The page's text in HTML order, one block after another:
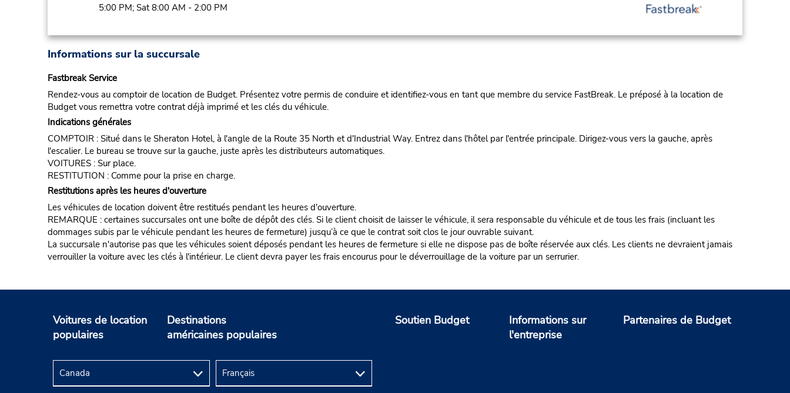
5:00 PM; Sat 8:00 AM - 2:00 PM
Informations sur la succursale
Fastbreak Service
Rendez-vous au comptoir de location de Budget. Présentez votre permis de conduire et identifiez-vous en tant que membre du service FastBreak. Le préposé à la location de
Budget vous remettra votre contrat déjà imprimé et les clés du véhicule.
Indications générales
COMPTOIR : Situé dans le Sheraton Hotel, à l'angle de la Route 35 North et d'Industrial Way. Entrez dans l'hôtel par l'entrée principale. Dirigez-vous vers la gauche, après
l'escalier. Le bureau se trouve sur la gauche, juste après les distributeurs automatiques.
VOITURES : Sur place.
RESTITUTION : Comme pour la prise en charge.
Restitutions après les heures d'ouverture
Les véhicules de location doivent être restitués pendant les heures d'ouverture.
REMARQUE : certaines succursales ont une boîte de dépôt des clés. Si le client choisit de laisser le véhicule, il sera responsable du véhicule et de tous les frais (incluant les
dommages subis par le véhicule pendant les heures de fermeture) jusqu’à ce que le contrat soit clos le jour ouvrable suivant.
La succursale n'autorise pas que les véhicules soient déposés pendant les heures de fermeture si elle ne dispose pas de boîte réservée aux clés. Les clients ne devraient jamais
verrouiller la voiture avec les clés à l'intérieur. Le client devra payer les frais encourus pour le déverrouillage de la voiture par un serrurier.
Voitures de location
populaires
Destinations
américaines populaires
Soutien Budget
Informations sur
l'entreprise
Partenaires de Budget